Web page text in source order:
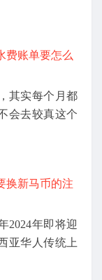
费账单要怎么
其实每个月都
会去较真这个
换新马币的注
2024年即将迎
亚华人传统上